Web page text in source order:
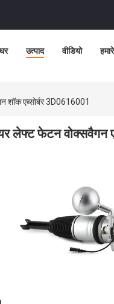
घर उत्पाद वीडियो
शॉक एब्सोर्बर 3D0616001
लेफ्ट फेटन वोक्सवैगन